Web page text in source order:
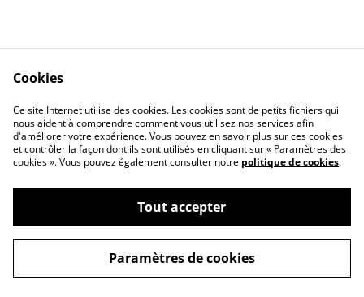
©2026Leila Création
powered by
Cookies
Ce site Internet utilise des cookies. Les cookies sont de petits fichiers qui
nous aident à comprendre comment vous utilisez nos services afin
d'améliorer votre expérience. Vous pouvez en savoir plus sur ces cookies
et contrôler la façon dont ils sont utilisés en cliquant sur « Paramètres des
cookies ». Vous pouvez également consulter notre politique de cookies.
Tout accepter
Paramètres de cookies